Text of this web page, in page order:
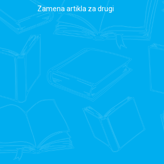
Zamena artikla za drugi